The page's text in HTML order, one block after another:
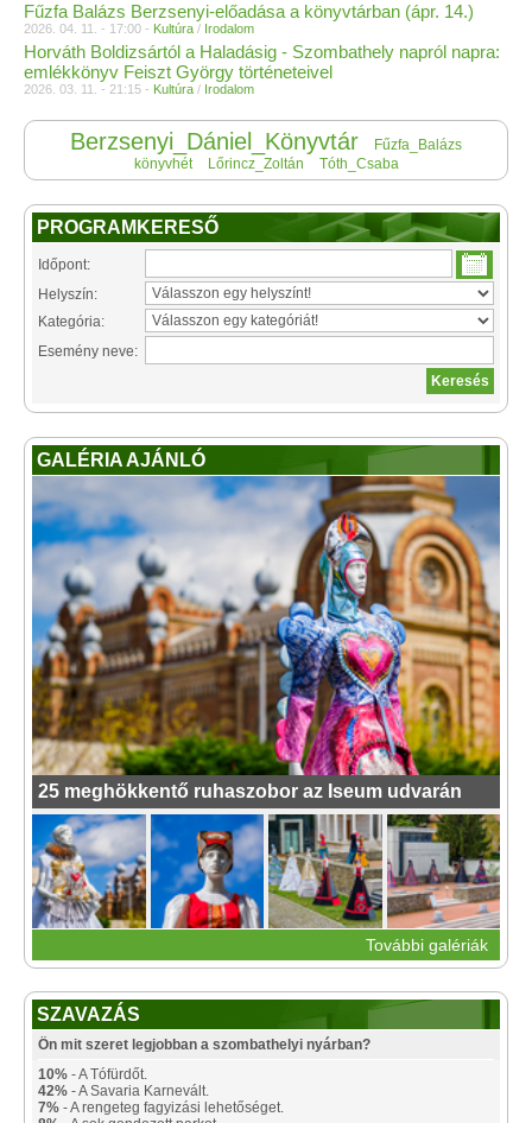
Fűzfa Balázs Berzsenyi-előadása a könyvtárban (ápr. 14.)
2026. 04. 11. - 17:00 - Kultúra / Irodalom
Horváth Boldizsártól a Haladásig - Szombathely napról napra:
emlékkönyv Feiszt György történeteivel
2026. 03. 11. - 21:15 - Kultúra / Irodalom
Berzsenyi_Dániel_Könyvtár
Fűzfa_Balázs
könyvhét
Lőrincz_Zoltán Tóth_Csaba
PROGRAMKERESŐ
Időpont:
Helyszín:
Kategória:
Esemény neve:
GALÉRIA AJÁNLÓ
25 meghökkentő ruhaszobor az Iseum udvarán
További galériák
SZAVAZÁS
Ön mit szeret legjobban a szombathelyi nyárban?
10% - A Tófürdőt.
42% - A Savaria Karnevált.
7% - A rengeteg fagyizási lehetőséget.